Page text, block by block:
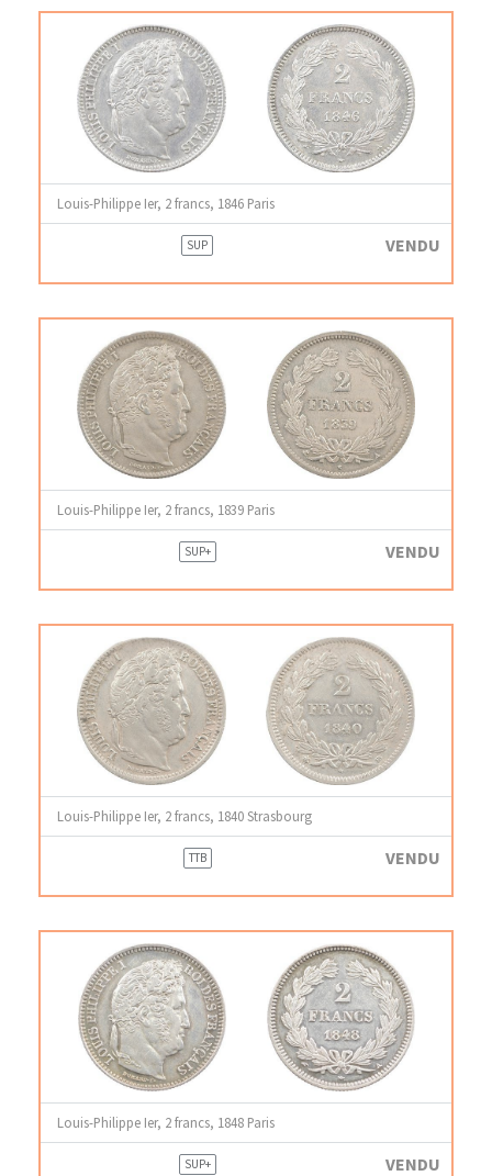
Louis-Philippe Ier, 2 francs, 1846 Paris
SUP VENDU
Louis-Philippe Ier, 2 francs, 1839 Paris
SUP+ VENDU
Louis-Philippe Ier, 2 francs, 1840 Strasbourg
TTB VENDU
Louis-Philippe Ier, 2 francs, 1848 Paris
SUP+ VENDU